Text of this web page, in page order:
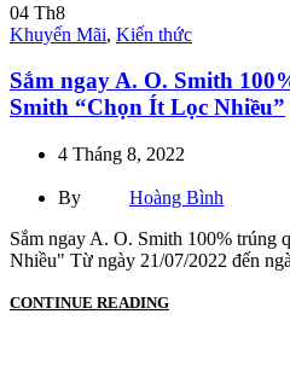
04 Th8
Khuyến Mãi, Kiến thức
Sắm ngay A. O. Smith
Smith “Chọn Ít Lọc Nhiều”
4 Tháng 8, 2022
By
Hoàng Bình
Sắm ngay A. O. Smith 100%
Nhiều" Từ ngày 21/07/2022 đến
CONTINUE READING